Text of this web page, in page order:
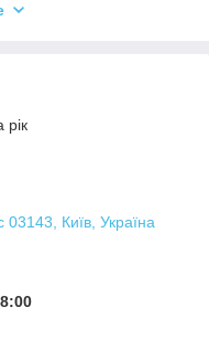
медичної
Професійний сервіс,
доставка
на суму понад
своєчасну обробку
рік
03143, Київ, Україна